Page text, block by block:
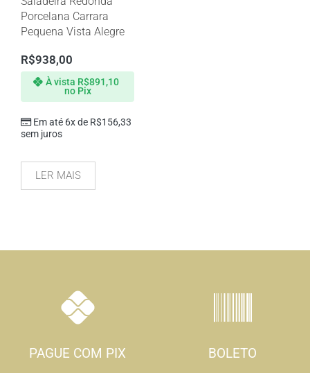
Porcelana Carrara
Pequena Vista Alegre
R$938,00
Em até 6x de R$156,33
sem juros
À vista R$891,10
no Pix
LER MAIS
PAGUE COM PIX BOLETO